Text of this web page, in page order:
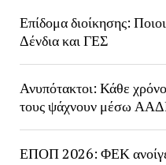
Επίδομα διοίκησης:
Δένδια και ΓΕΣ
Ανυπότακτοι: Κάθε
τους ψάχνουν μέσω
ΕΠΟΠ 2026: ΦΕΚ